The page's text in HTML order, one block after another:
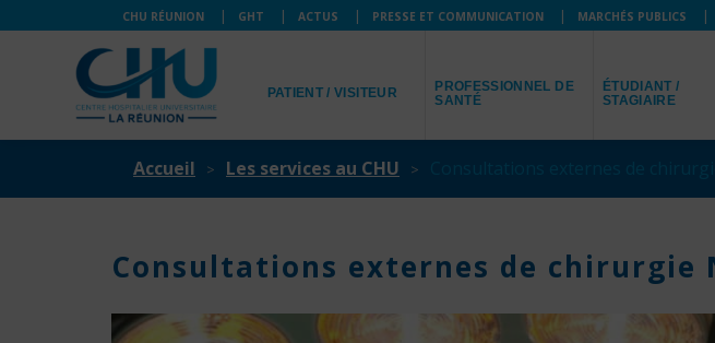
CHU RÉUNION GHT ACTUS PRESSE ET COMMUNICATION MARCHÉS PUBLICS
PATIENT / VISITEUR
PROFESSIONNEL DE
SANTÉ
ÉTUDIANT /
STAGIAIRE
Accueil Les services au CHU
Consultations externes de chirurgie